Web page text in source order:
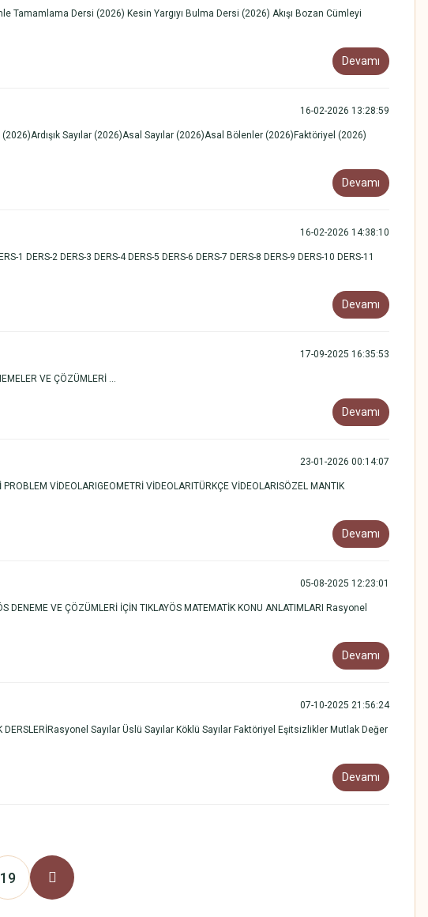
Dersi (2026) Kesin Yargıyı Bulma Dersi (2026) Akışı Bozan Cümleyi
Devamı
16-02-2026 13:28:59
Sayılar (2026)Asal Sayılar (2026)Asal Bölenler (2026)Faktöriyel (2026)
Devamı
16-02-2026 14:38:10
1 DERS-2 DERS-3 DERS-4 DERS-5 DERS-6 DERS-7 DERS-8 DERS-9 DERS-10 DERS-11
Devamı
17-09-2025 16:35:53
VE ÇÖZÜMLERİ ...
Devamı
23-01-2026 00:14:07
VİDEOLARIGEOMETRİ VİDEOLARITÜRKÇE VİDEOLARISÖZEL MANTIK
Devamı
05-08-2025 12:23:01
VE ÇÖZÜMLERİ İÇİN TIKLAYÖS MATEMATİK KONU ANLATIMLARI Rasyonel
Devamı
07-10-2025 21:56:24
Sayılar Üslü Sayılar Köklü Sayılar Faktöriyel Eşitsizlikler Mutlak Değer
Devamı
19